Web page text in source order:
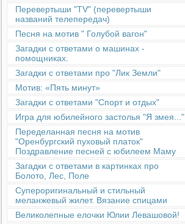
Перевертыши "TV" (перевертыши
названий телепередач)
Песня на мотив " Голубой вагон"
Загадки с ответами о машинах -
помощниках.
Загадки с ответами про "Лик Земли"
Мотив: «Пять минут»
Загадки с ответами "Спорт и отдых"
Игра для юбилейного застолья "Я змея..."
Переделанная песня на мотив
"Оренбургский пуховый платок"
Поздравление песней с юбилеем Маму
Загадки с ответами в картинках про
Болото, Лес, Поле
Супероригинальный и стильный
меланжевый жилет. Вязание спицами
Великолепные елочки Юлии Левашовой!